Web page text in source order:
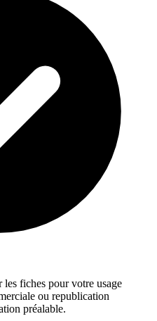
fiches pour votre usage
ou republication
préalable.